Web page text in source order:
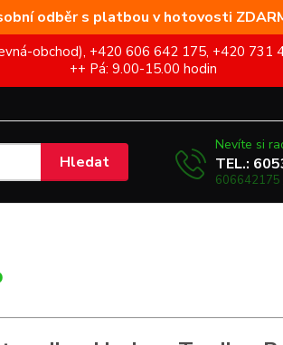
odběr s platbou v hotovosti
obchod), +420 606 642 175, +420
++ Pá: 9.00-15.00 hodin
Hledat
Nevíte si
TEL.: